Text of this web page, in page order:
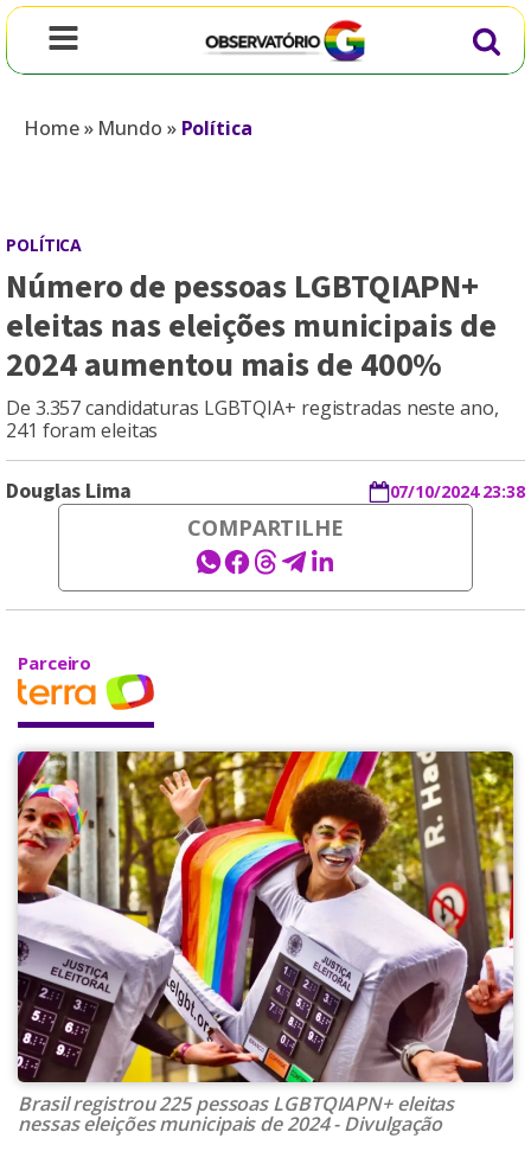
Home» Mundo » Política
POLÍTICA
Número de pessoas LGBTQIAPN+
eleitas nas eleições municipais de
2024 aumentou mais de 400%
De 3.357 candidaturas LGBTQIA+ registradas neste ano,
241 foram eleitas
Douglas Lima 07/10/2024 23:38
COMPARTILHE
Parceiro
Brasil registrou 225 pessoas LGBTQIAPN+ eleitas
nessas eleições municipais de 2024 - Divulgação